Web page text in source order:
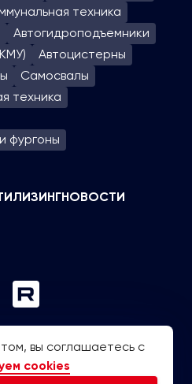
техника
Автогидроподъем­ники
Автоцистерны
Самосвалы
техника
фургоны
ЛИЗИНГНОВОСТИ
вы соглашаетесь с
cookies